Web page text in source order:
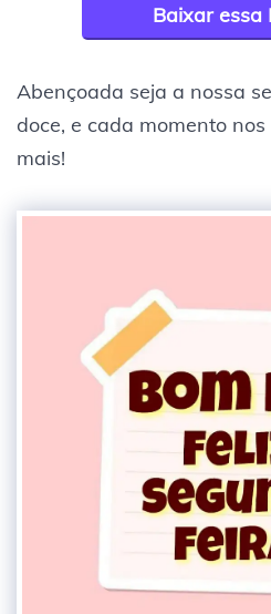
Baixar essa
Abençoada seja a nossa
doce, e cada momento
mais!